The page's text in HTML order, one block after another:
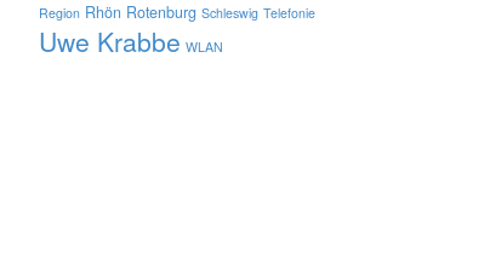
Region Rhön Rotenburg Schleswig Telefonie
Uwe Krabbe WLAN